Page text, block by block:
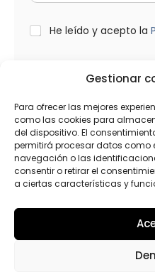
Gestionar
Para ofrecer las mejores
como las cookies para
del dispositivo. El
permitirá procesar datos como
navegación o las
consentir o retirar el
a ciertas características y
L
O
He leído y acepto la
Productos